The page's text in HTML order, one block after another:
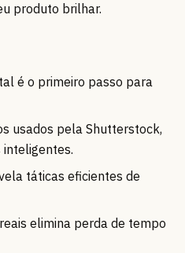
produto brilhar.
é o primeiro passo para
usados pela Shutterstock,
inteligentes.
táticas eficientes de
elimina perda de tempo